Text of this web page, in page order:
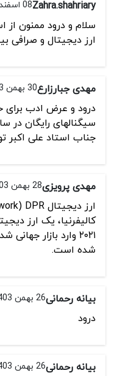
Zahra.shahriary08 اسفند 1403 - 20:02
سلام و درود ممنون از
ارز دیجیتال و صرافی
مهدی جبارزارع30 بهمن 1403 - 05:48
درود و عرض ادب برای
سیگنالهای رایگان در
جناب استاد علی اکبر
مهدی پرویزی28 بهمن 1403 - 16:18
کالیفرنیا، یک ارز
شده است.
بیانه رحمانی26 بهمن 1403 - 15:21
درود
بیانه رحمانی26 بهمن 1403 - 15:20